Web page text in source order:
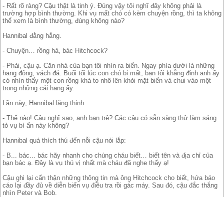
- Rất rõ ràng? Cậu thật là tinh ý. Đúng vậy tôi nghĩ đây không phải là
trường hợp bình thường. Khi vụ mất chó có kèm chuyện rồng, thì ta không
thể xem là bình thường, đúng không nào?
Hannibal đằng hắng.
- Chuyện… rồng hả, bác Hitchcock?
- Phải, cậu ạ. Căn nhà của bạn tôi nhìn ra biển. Ngay phía dưới là những
hang động, vách đá. Buổi tối lúc con chó bị mất, bạn tôi khẳng định anh ấy
có nhìn thấy một con rồng khá to nhô lên khỏi mặt biển và chui vào một
trong những cái hang ấy.
Lần này, Hannibal lặng thinh.
- Thế nào! Cậu nghĩ sao, anh bạn trẻ? Các cậu có sẵn sàng thử làm sáng
tỏ vụ bí ẩn này không?
Hannibal quá thích thú đến nỗi cậu nói lắp:
- B... bác... bác hãy nhanh cho chúng cháu biết… biết tên và địa chỉ của
bạn bác ạ. Đây là vụ thú vị nhất mà cháu đã nghe thấy ạ!
Cậu ghi lại cẩn thận những thông tin mà ông Hitchcock cho biết, hứa báo
cáo lại đầy đủ về diễn biến vụ điều tra rồi gác máy. Sau đó, cậu đắc thắng
nhìn Peter và Bob.